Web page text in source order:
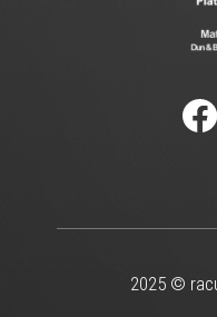
2025 ©